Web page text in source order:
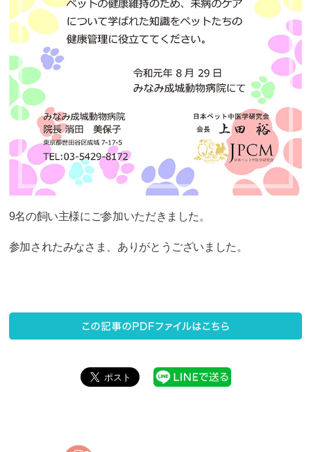
9名の飼い主様にご参加いただきました。
参加されたみなさま、ありがとうございました。